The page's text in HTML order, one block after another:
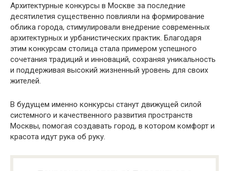
Архитектурные конкурсы в Москве за последние
десятилетия существенно повлияли на формирование
облика города, стимулировали внедрение современных
архитектурных и урбанистических практик. Благодаря
этим конкурсам столица стала примером успешного
сочетания традиций и инноваций, сохраняя уникальность
и поддерживая высокий жизненный уровень для своих
жителей.
В будущем именно конкурсы станут движущей силой
системного и качественного развития пространств
Москвы, помогая создавать город, в котором комфорт и
красота идут рука об руку.